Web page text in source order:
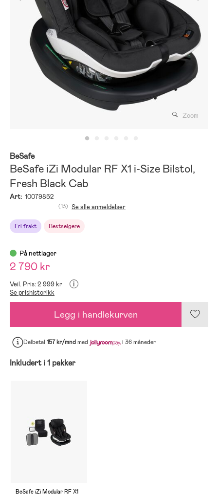
Zoom
BeSafe
BeSafe iZi Modular RF X1 i-Size Bilstol,
Fresh Black Cab
Art: 10079852
Fri frakt Bestselgere
(13) Se alle anmeldelser
På nettlager
2 790 kr
Veil. Pris: 2 999 kr i
Se prishistorikk
Legg i handlekurven
Delbetal 157 kr/mndmed i 36 måneder
Inkludert i 1 pakker
BeSafe iZi Modular RF X1